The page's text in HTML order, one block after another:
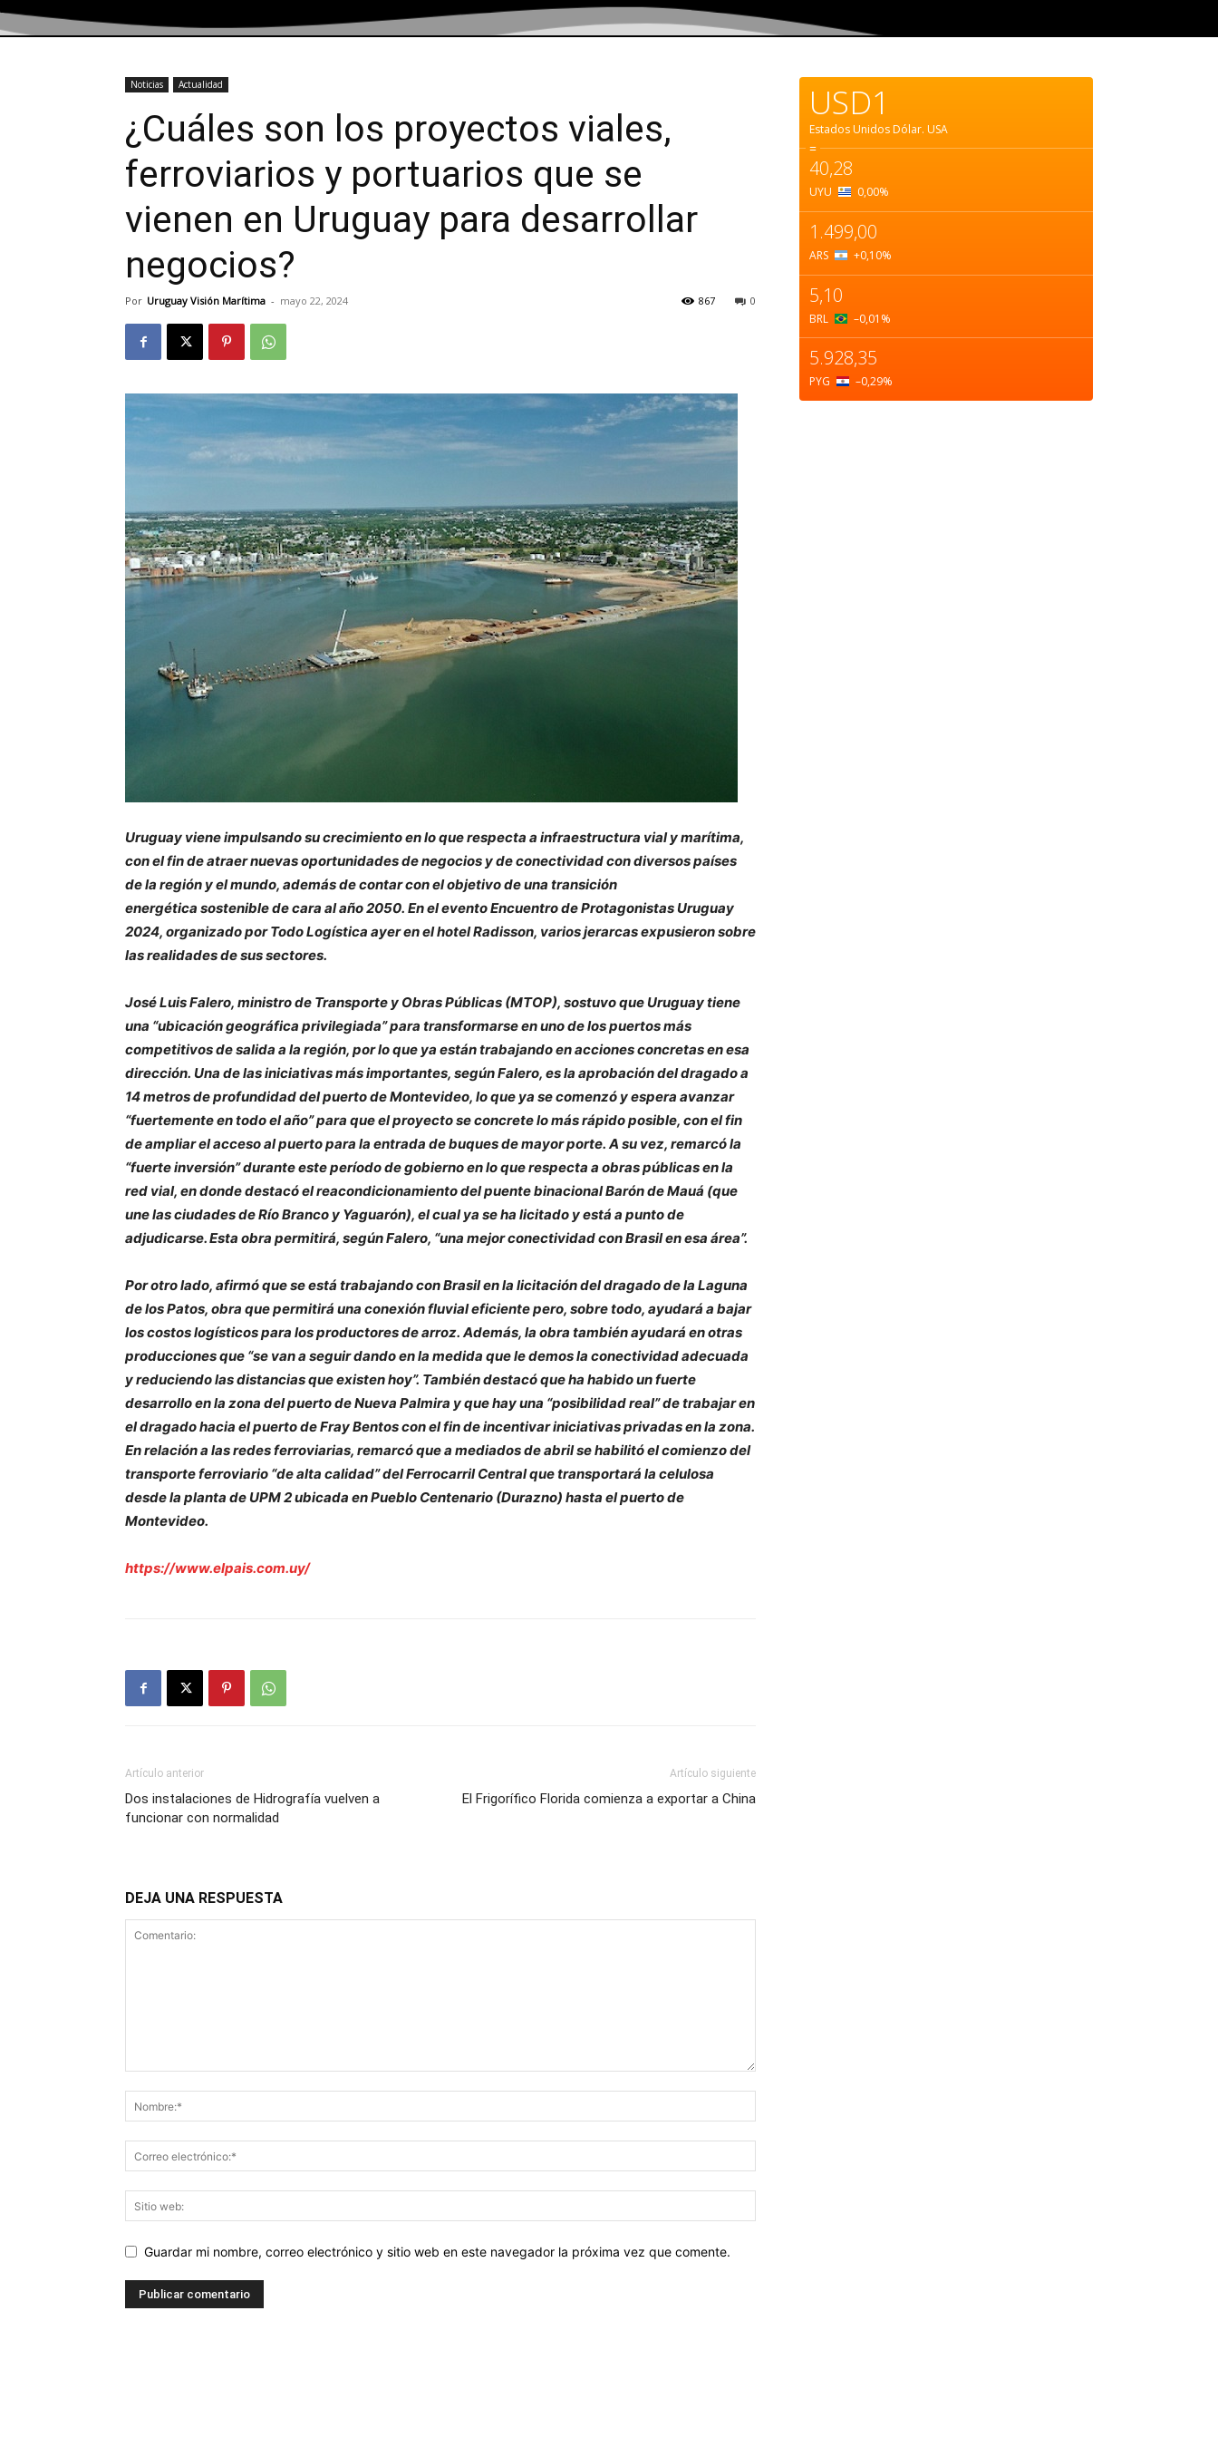
Noticias Actualidad
¿Cuáles son los proyectos viales,
ferroviarios y portuarios que se
vienen en Uruguay para desarrollar
negocios?
Por Uruguay Visión Marítima - mayo 22, 2024 0
867
Uruguay viene impulsando su crecimiento en lo que respecta a infraestructura vial y marítima,
con el fin de atraer nuevas oportunidades de negocios y de conectividad con diversos países
de la región y el mundo, además de contar con el objetivo de una transición
energética sostenible de cara al año 2050. En el evento Encuentro de Protagonistas Uruguay
2024, organizado por Todo Logística ayer en el hotel Radisson, varios jerarcas expusieron sobre
las realidades de sus sectores.
José Luis Falero, ministro de Transporte y Obras Públicas (MTOP), sostuvo que Uruguay tiene
una “ubicación geográfica privilegiada” para transformarse en uno de los puertos más
competitivos de salida a la región, por lo que ya están trabajando en acciones concretas en esa
dirección. Una de las iniciativas más importantes, según Falero, es la aprobación del dragado a
14 metros de profundidad del puerto de Montevideo, lo que ya se comenzó y espera avanzar
“fuertemente en todo el año” para que el proyecto se concrete lo más rápido posible, con el fin
de ampliar el acceso al puerto para la entrada de buques de mayor porte. A su vez, remarcó la
“fuerte inversión” durante este período de gobierno en lo que respecta a obras públicas en la
red vial, en donde destacó el reacondicionamiento del puente binacional Barón de Mauá (que
une las ciudades de Río Branco y Yaguarón), el cual ya se ha licitado y está a punto de
adjudicarse. Esta obra permitirá, según Falero, “una mejor conectividad con Brasil en esa área”.
Por otro lado, afirmó que se está trabajando con Brasil en la licitación del dragado de la Laguna
de los Patos, obra que permitirá una conexión fluvial eficiente pero, sobre todo, ayudará a bajar
los costos logísticos para los productores de arroz. Además, la obra también ayudará en otras
producciones que “se van a seguir dando en la medida que le demos la conectividad adecuada
y reduciendo las distancias que existen hoy”. También destacó que ha habido un fuerte
desarrollo en la zona del puerto de Nueva Palmira y que hay una “posibilidad real” de trabajar en
el dragado hacia el puerto de Fray Bentos con el fin de incentivar iniciativas privadas en la zona.
En relación a las redes ferroviarias, remarcó que a mediados de abril se habilitó el comienzo del
transporte ferroviario “de alta calidad” del Ferrocarril Central que transportará la celulosa
desde la planta de UPM 2 ubicada en Pueblo Centenario (Durazno) hasta el puerto de
Montevideo.
https://www.elpais.com.uy/
Artículo anterior
Dos instalaciones de Hidrografía vuelven a
funcionar con normalidad
Artículo siguiente
El Frigorífico Florida comienza a exportar a China
DEJA UNA RESPUESTA
Guardar mi nombre, correo electrónico y sitio web en este navegador la próxima vez que comente.
USD1
Estados Unidos Dólar. USA
=
40,28
UYU 0,00%
1.499,00
ARS +0,10%
5,10
BRL –0,01 %
5.928,35
PYG –0,29%